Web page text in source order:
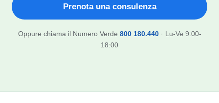
Prenota una consulenza
Oppure chiama il Numero Verde 800 180.440· Lu-Ve 9:00-
18:00